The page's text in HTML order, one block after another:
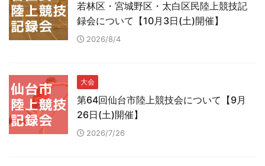
若林区・宮城野区・太白区民陸上競技記
録会について【10月3日(土)開催】
2026/8/4
大会
第64回仙台市陸上競技会について【9月
26日(土)開催】
2026/7/26